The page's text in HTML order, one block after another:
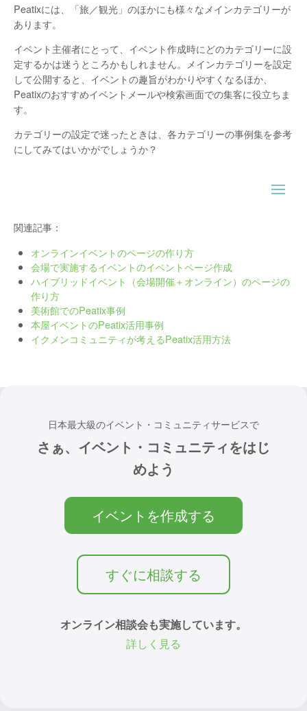
Peatixには、「旅／観光」のほかにも様々なメインカテゴリーが
あります。
イベント主催者にとって、イベント作成時にどのカテゴリーに設
定するかは迷うところかもしれません。メインカテゴリーを設定
して公開すると、イベントの趣旨がわかりやすくなるほか、
Peatixのおすすめイベントメールや検索画面での集客に役立ちま
す。
カテゴリーの設定で迷ったときは、各カテゴリーの事例集を参考
にしてみてはいかがでしょうか？
関連記事：
オンラインイベントのページの作り方
会場で実施するイベントのイベントページ作成
ハイブリッドイベント（会場開催＋オンライン）のページの
作り方
美術館でのPeatix事例
本屋イベントのPeatix活用事例
イクメンコミュニティが考えるPeatix活用方法
日本最大級のイベント・コミュニティサービスで
さぁ、イベント・コミュニティをはじ
めよう
イベントを作成する
すぐに相談する
オンライン相談会も実施しています。
詳しく見る